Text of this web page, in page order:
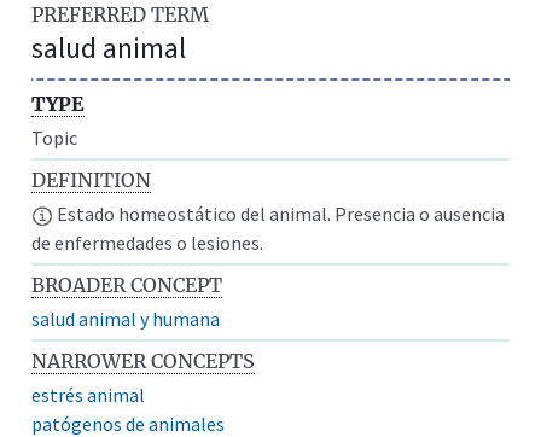
PREFERRED TERM
salud animal
TYPE
Topic
DEFINITION
Estado homeostático del animal. Presencia o ausencia
de enfermedades o lesiones.
BROADER CONCEPT
salud animal y humana
NARROWER CONCEPTS
estrés animal
patógenos de animales